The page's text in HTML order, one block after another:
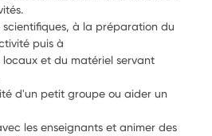
à la préparation du
puis à
et du matériel servant
d'un petit groupe ou aider un
les enseignants et animer des